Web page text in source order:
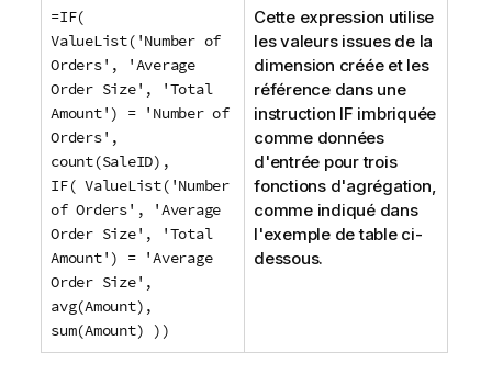
=IF(
ValueList('Number of
Orders', 'Average
Order Size', 'Total
Amount') = 'Number of
Orders',
count(SaleID),
IF( ValueList('Number
of Orders', 'Average
Order Size', 'Total
Amount') = 'Average
Order Size',
avg(Amount),
sum(Amount) ))
Cette expression utilise
les valeurs issues de la
dimension créée et les
référence dans une
instruction IF imbriquée
comme données
d'entrée pour trois
fonctions d'agrégation,
comme indiqué dans
l'exemple de table ci-
dessous.